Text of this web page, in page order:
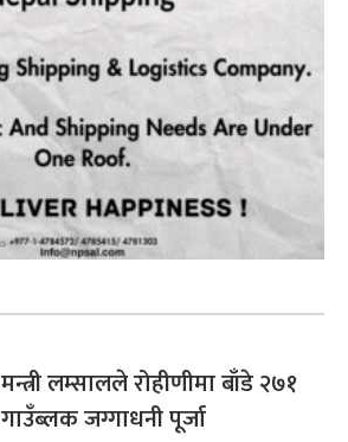
मन्त्री लम्सालले रोहीणीमा बाँडे २७१
गाउँब्लक जग्गाधनी पूर्जा